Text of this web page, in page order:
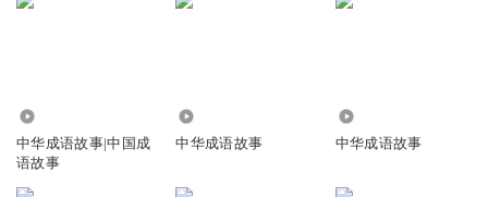
中华成语故事|中国成
语故事
中华成语故事 中华成语故事